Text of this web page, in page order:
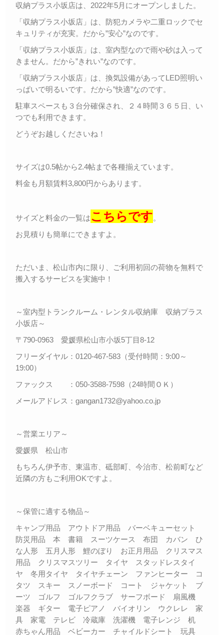
収納プラス小坂店は、2022年5月にオープンしました。
「収納プラス小坂店」は、防犯カメラや二重ロックでセ
キュリティが充実。だから”安心”なのです。
「収納プラス小坂店」は、室内型なので雨や砂は入って
きません。だから”きれい”なのです。
「収納プラス小坂店」は、換気設備があってLED照明い
っぱいで明るいです。だから”快適”なのです。
駐車スペースも３台分確保され、２４時間３６５日、い
つでも利用できます。
どうぞお越しくださいね！
サイズは0.5帖から2.4帖まで各種揃えています。
料金も月額賃料3,800円からあります。
サイズと料金の一覧はこちらです。
お見積りも簡単にできますよ。
ただいま、松山市内に限り、ご利用初回の荷物を無料で
搬入するサービスを実施中！
～室内型トランクルーム・レンタル収納庫 収納プラス
小坂店～
〒790-0963 愛媛県松山市小坂5丁目8-12
フリーダイヤル：0120-467-583（受付時間：9:00～
19:00）
ファックス ：050-3588-7598（24時間ＯＫ）
メールアドレス：gangan1732@yahoo.co.jp
～営業エリア～
愛媛県 松山市
もちろん伊予市、東温市、砥部町、今治市、松前町など
近隣の方もご利用OKですよ。
～保管に適する物品～
キャンプ用品 アウトドア用品 バーベキューセット
防災用品 本 書籍 スーツケース 布団 カバン ひ
な人形 五月人形 鯉のぼり お正月用品 クリスマス
用品 クリスマスツリー タイヤ スタッドレスタイ
ヤ 冬用タイヤ タイヤチェーン ファンヒーター コ
タツ スキー スノーボード コート ジャケット ブ
ーツ ゴルフ ゴルフクラブ サーフボード 扇風機
楽器 ギター 電子ピアノ バイオリン ウクレレ 家
具 家電 テレビ 冷蔵庫 洗濯機 電子レンジ 机
赤ちゃん用品 ベビーカー チャイルドシート 玩具